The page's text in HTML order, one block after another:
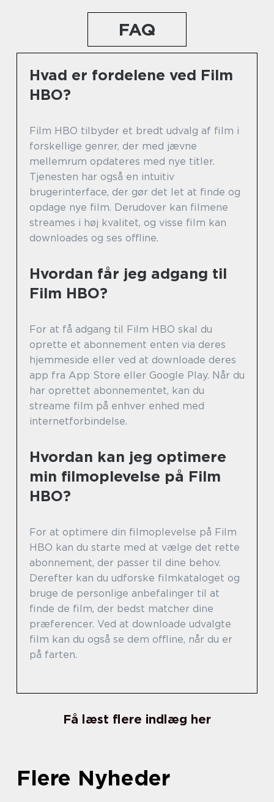
FAQ
Hvad er fordelene ved Film
HBO?
Film HBO tilbyder et bredt udvalg af film i
forskellige genrer, der med jævne
mellemrum opdateres med nye titler.
Tjenesten har også en intuitiv
brugerinterface, der gør det let at finde og
opdage nye film. Derudover kan filmene
streames i høj kvalitet, og visse film kan
downloades og ses offline.
Hvordan får jeg adgang til
Film HBO?
For at få adgang til Film HBO skal du
oprette et abonnement enten via deres
hjemmeside eller ved at downloade deres
app fra App Store eller Google Play. Når du
har oprettet abonnementet, kan du
streame film på enhver enhed med
internetforbindelse.
Hvordan kan jeg optimere
min filmoplevelse på Film
HBO?
For at optimere din filmoplevelse på Film
HBO kan du starte med at vælge det rette
abonnement, der passer til dine behov.
Derefter kan du udforske filmkataloget og
bruge de personlige anbefalinger til at
finde de film, der bedst matcher dine
præferencer. Ved at downloade udvalgte
film kan du også se dem offline, når du er
på farten.
Få læst flere indlæg her
Flere Nyheder